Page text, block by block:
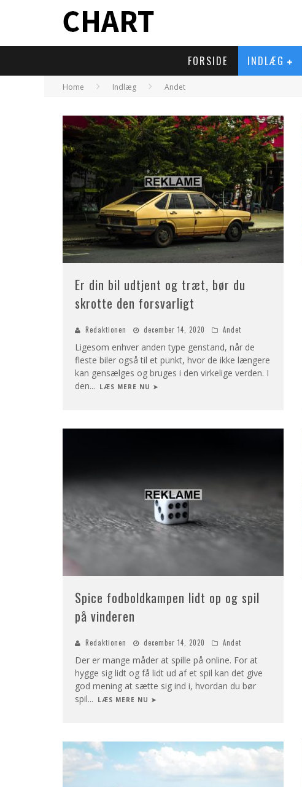
FORSIDE INDLÆG
Home Indlæg Andet
Er din bil udtjent og træt, bør du
skrotte den forsvarligt
Redaktionen december 14, 2020 Andet
Ligesom enhver anden type genstand, når de
fleste biler også til et punkt, hvor de ikke længere
kan gensælges og bruges i den virkelige verden. I
den... LÆS MERE NU ➤
Spice fodboldkampen lidt op og spil
på vinderen
Redaktionen december 14, 2020 Andet
Der er mange måder at spille på online. For at
hygge sig lidt og få lidt ud af et spil kan det give
god mening at sætte sig ind i, hvordan du bør
spil... LÆS MERE NU ➤